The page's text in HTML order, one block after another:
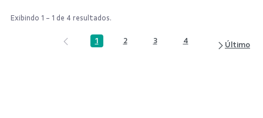
Exibindo 1 - 1 de 4 resultados.
Página
1 Página
2 Página
3 Página
4